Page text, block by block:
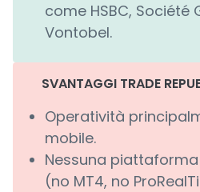
come HSBC, Société
Vontobel.
SVANTAGGI TRADE
Operatività
mobile.
Nessuna
(no MT4, no